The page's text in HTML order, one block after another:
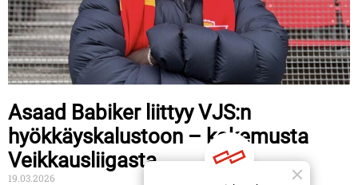
Asaad Babiker liittyy VJS:n
hyökkäyskalustoon – kokemusta
Veikkausliigasta
19.03.2026